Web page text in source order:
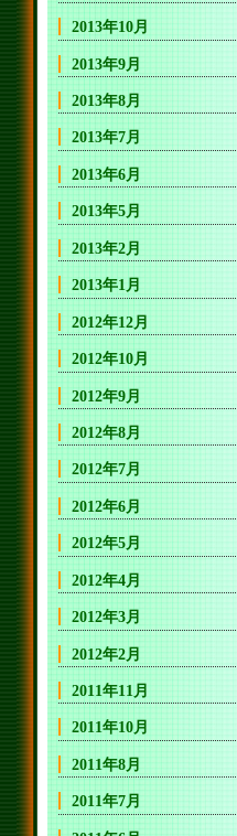
2013年10月
2013年9月
2013年8月
2013年7月
2013年6月
2013年5月
2013年2月
2013年1月
2012年12月
2012年10月
2012年9月
2012年8月
2012年7月
2012年6月
2012年5月
2012年4月
2012年3月
2012年2月
2011年11月
2011年10月
2011年8月
2011年7月